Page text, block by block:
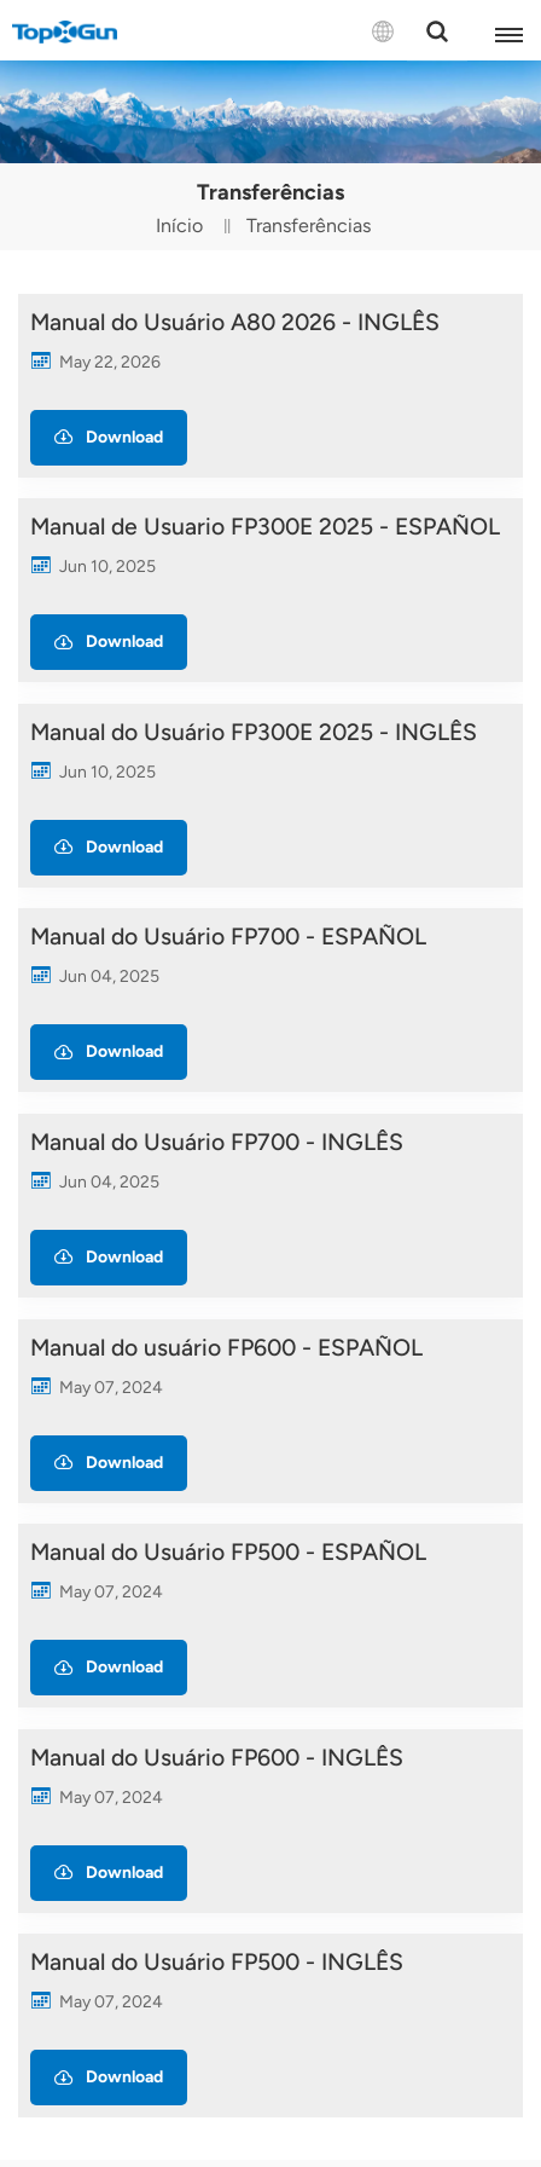
CONTATE-NOS
English
Español
Português(Portugal)
Türkçe
Transferências
Início Transferências
Manual do Usuário A80 2026 - INGLÊS
May 22, 2026
Download
Manual de Usuario FP300E 2025 - ESPAÑOL
Jun 10, 2025
Download
Manual do Usuário FP300E 2025 - INGLÊS
Jun 10, 2025
Download
Manual do Usuário FP700 - ESPAÑOL
Jun 04, 2025
Download
Manual do Usuário FP700 - INGLÊS
Jun 04, 2025
Download
Manual do usuário FP600 - ESPAÑOL
May 07, 2024
Download
Manual do Usuário FP500 - ESPAÑOL
May 07, 2024
Download
Manual do Usuário FP600 - INGLÊS
May 07, 2024
Download
Manual do Usuário FP500 - INGLÊS
May 07, 2024
Download